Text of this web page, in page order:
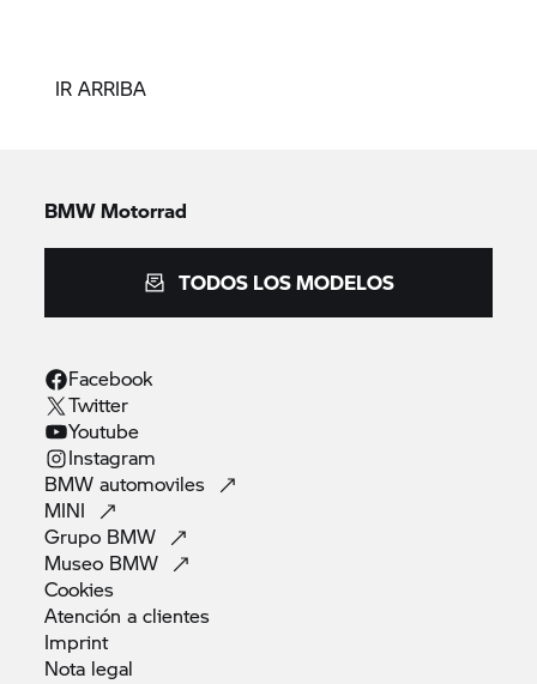
IR ARRIBA
BMW Motorrad
TODOS LOS MODELOS
Facebook
Twitter
Youtube
Instagram
BMWautomoviles
MINI
Grupo BMW
Museo BMW
Cookies
Atención aclientes
Imprint
Nota legal